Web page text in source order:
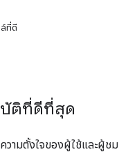
ล์ที่ดี
ติที่ดีที่สุด
วามตั้งใจของผู้ใช้และผู้ชม